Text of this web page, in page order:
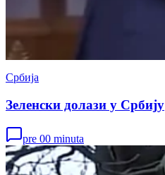
Србија
Зеленски долази у Србију
pre 00 minuta